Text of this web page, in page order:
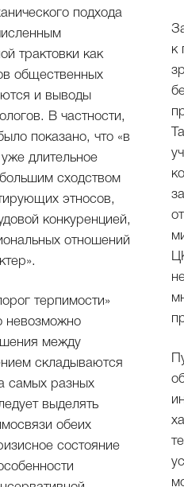
подхода
трактовки как
общественных
и выводы
В частности,
показано, что «в
длительное
сходством
этносов,
конкуренцией,
отношений
терпимости»
невозможно
между
складываются
самых разных
выделять
обеих
состояние
к